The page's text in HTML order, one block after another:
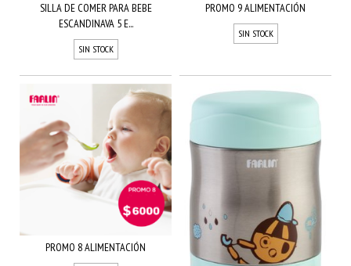
SILLA DE COMER PARA BEBE
ESCANDINAVA 5 E...
SIN STOCK
PROMO 9 ALIMENTACIÓN
SIN STOCK
PROMO 8 ALIMENTACIÓN